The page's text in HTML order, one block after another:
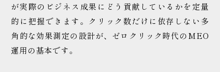
が実際のビジネス成果にどう貢献しているかを定量
的に把握できます。クリック数だけに依存しない多
角的な効果測定の設計が、ゼロクリック時代のMEO
運用の基本です。